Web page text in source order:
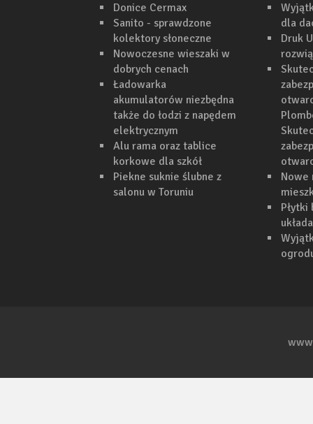
Donice Cermax
Sanito - sprawdzone
kolektory słoneczne
Nowoczesne wieszaki w
dobrych cenach
Ładowarka
akumulatorów niezbędna
także do łodzi z napędem
elektrycznym
Alu rama oraz tablice
korkowe dla szkół
Piekne suknie ślubne z
salonu w Toruniu
dla
Druk
Nowe